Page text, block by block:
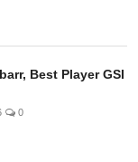
Best Player GSI
0